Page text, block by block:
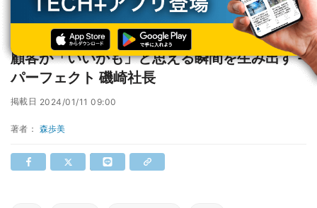
顧客が「いいかも」と思える瞬間を生み出す ‐ パーフェクト 磯崎社長
顧客が「いいかも」と思える瞬間を生み出す ‐
パーフェクト 磯崎社長
掲載日 2024/01/11 09:00
著者： 森歩美